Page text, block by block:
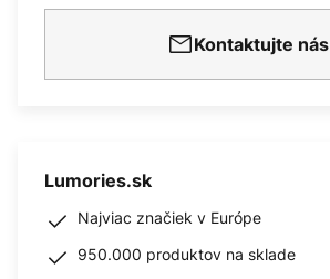
Kontaktujte nás
Lumories.sk
Najviac značiek v Európe
950.000 produktov na sklade